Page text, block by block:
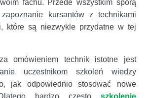
fachu. Przede wszystkim sporą
kursantów z technikami
które są niezwykle przydatne w tej
omówieniem technik istotne jest
uczestnikom szkoleń wiedzy
jak odpowiednio stosować nowe